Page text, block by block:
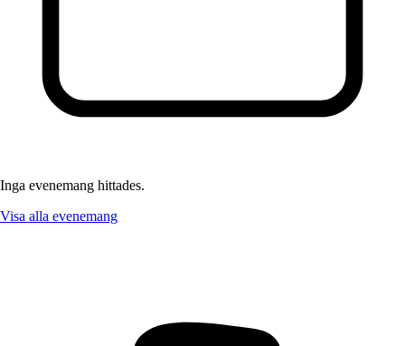
Inga evenemang hittades.
Visa alla evenemang